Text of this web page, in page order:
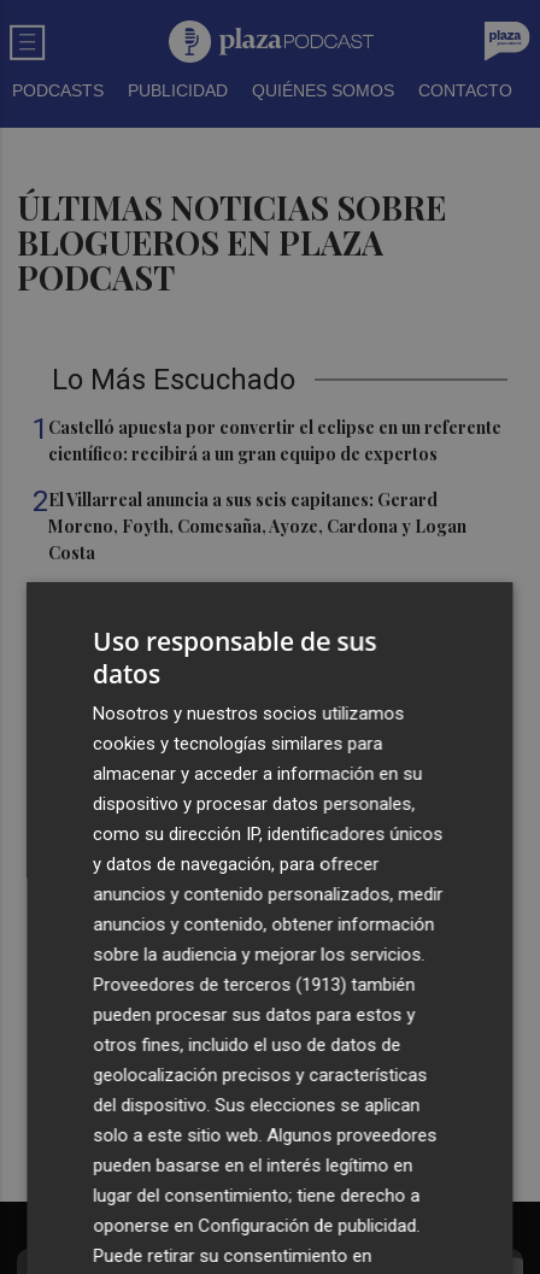
PODCASTS PUBLICIDAD QUIÉNES SOMOS CONTACTO
ÚLTIMAS NOTICIAS SOBRE
BLOGUEROS EN PLAZA
PODCAST
Lo Más Escuchado
1 Castelló apuesta por convertir el eclipse en un referente
científico: recibirá a un gran equipo de expertos
2El Villarreal anuncia a sus seis capitanes: Gerard
Moreno, Foyth, Comesaña, Ayoze, Cardona y Logan
Costa
San Javier da viabilidad al nuevo contrato del transporte
324 habitaciones
Estos son los estrenos que abren la cartelera en agosto:
de la comedia 'El último mono' a una nueva entrega de
'La Patrulla Canina'
Recibe toda la actualidad de
Plaza Podcast en tu correo
Quiero suscribirme
Uso responsable de sus
datos
Nosotros y nuestros socios utilizamos
cookies y tecnologías similares para
almacenar y acceder a información en su
dispositivo y procesar datos personales,
como su dirección IP, identificadores únicos
y datos de navegación, para ofrecer
anuncios y contenido personalizados, medir
anuncios y contenido, obtener información
sobre la audiencia y mejorar los servicios.
Proveedores de terceros (1913) también
pueden procesar sus datos para estos y
otros fines, incluido el uso de datos de
geolocalización precisos y características
del dispositivo. Sus elecciones se aplican
solo a este sitio web. Algunos proveedores
pueden basarse en el interés legítimo en
lugar del consentimiento; tiene derecho a
oponerse enConfiguración de publicidad.
Puede retirar su consentimiento en